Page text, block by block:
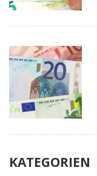
KATEGORIEN